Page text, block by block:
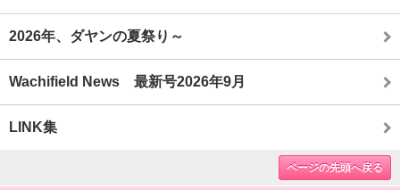
2026年、ダヤンの夏祭り～
Wachifield News 最新号2026年9月
LINK集
ページの先頭へ戻る